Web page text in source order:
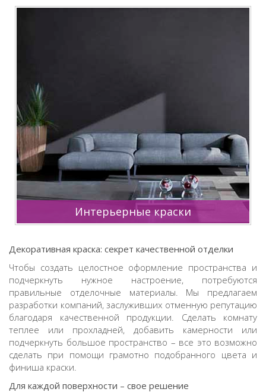
Интерьерные краски
Декоративная краска: секрет качественной отделки
Чтобы создать целостное оформление пространства и
подчеркнуть нужное настроение, потребуются
правильные отделочные материалы. Мы предлагаем
разработки компаний, заслуживших отменную репутацию
благодаря качественной продукции. Сделать комнату
теплее или прохладней, добавить камерности или
подчеркнуть большое пространство – все это возможно
сделать при помощи грамотно подобранного цвета и
финиша краски.
Для каждой поверхности – свое решение